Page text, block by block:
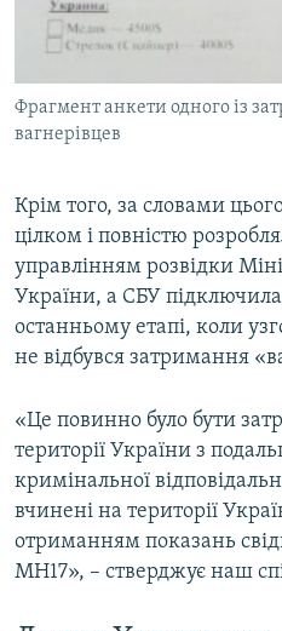
Фрагмент анкети одного із
вагнерівцев
Крім того, за словами
цілком і повністю
управлінням розвідки
України, а СБУ
останньому етапі, коли
не відбувся затримання
«Це повинно було бути
території України з
кримінальної
вчинені на території
отриманням показань
МН17», – стверджує наш